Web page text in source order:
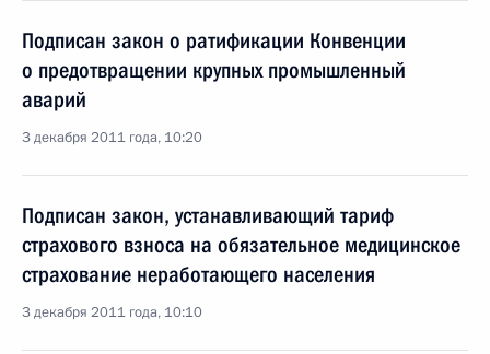
Подписан закон о ратификации Конвенции
о предотвращении крупных промышленный
аварий
3 декабря 2011 года, 10:20
Подписан закон, устанавливающий тариф
страхового взноса на обязательное медицинское
страхование неработающего населения
3 декабря 2011 года, 10:10